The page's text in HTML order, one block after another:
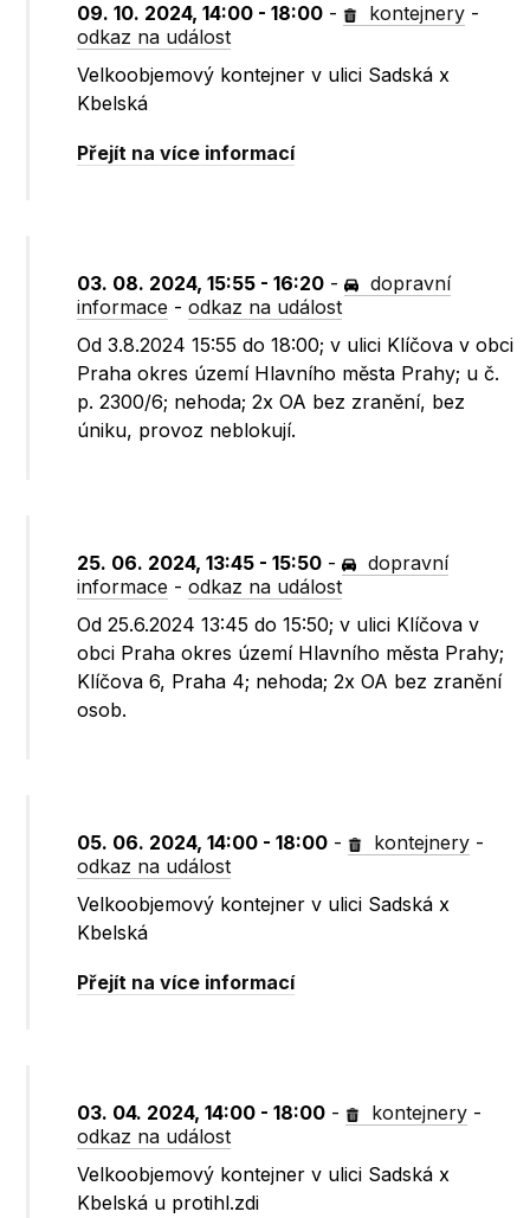
09. 10. 2024, 14:00 - 18:00 - kontejnery -
odkaz na událost
Velkoobjemový kontejner v ulici Sadská x
Kbelská
Přejít na více informací
03. 08. 2024, 15:55 - 16:20 -
dopravní
informace -odkaz na událost
Od 3.8.2024 15:55 do 18:00; v ulici Klíčova v obci
Praha okres území Hlavního města Prahy; u č.
p. 2300/6; nehoda; 2x OA bez zranění, bez
úniku, provoz neblokují.
25. 06. 2024, 13:45 - 15:50 -
dopravní
informace -odkaz na událost
Od 25.6.2024 13:45 do 15:50; v ulici Klíčova v
obci Praha okres území Hlavního města Prahy;
Klíčova 6, Praha 4; nehoda; 2x OA bez zranění
osob.
05. 06. 2024, 14:00 - 18:00 - kontejnery -
odkaz na událost
Velkoobjemový kontejner v ulici Sadská x
Kbelská
Přejít na více informací
03. 04. 2024, 14:00 - 18:00 - kontejnery -
odkaz na událost
Velkoobjemový kontejner v ulici Sadská x
Kbelská u protihl.zdi